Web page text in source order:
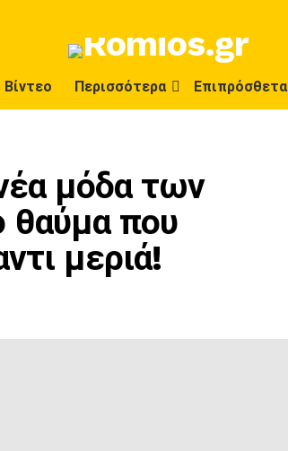
Βίντεο Περισσότερα Επιπρόσθετα
μόδα των
θαύμα που
μεριά!